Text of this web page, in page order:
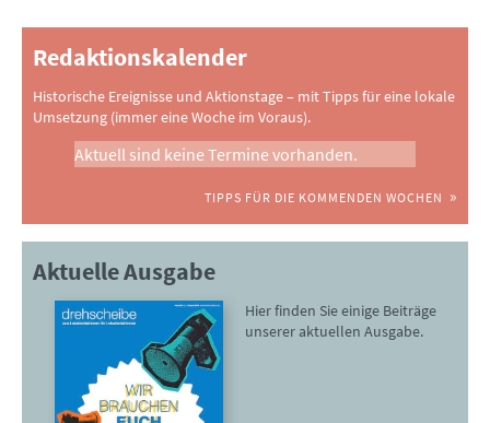
Redaktionskalender
Historische Ereignisse und Aktionstage – mit Tipps für eine lokale
Umsetzung (immer eine Woche im Voraus).
Aktuell sind keine Termine vorhanden.
TIPPS FÜR DIE KOMMENDEN WOCHEN
Aktuelle Ausgabe
Hier finden Sie einige Beiträge
unserer aktuellen Ausgabe.